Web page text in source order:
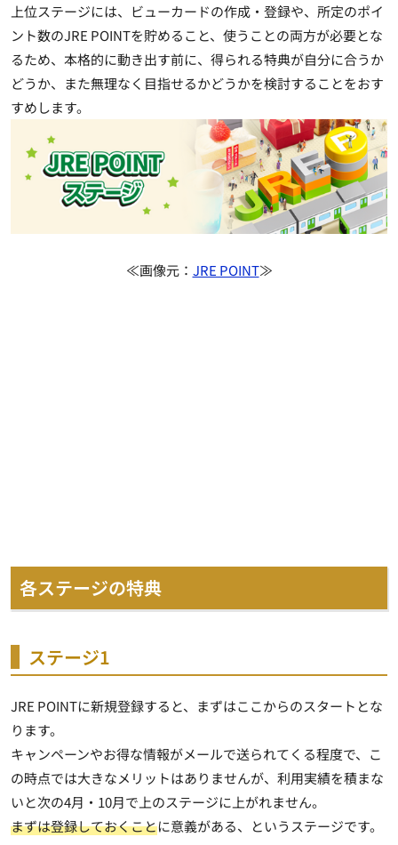
上位ステージには、ビューカードの作成・登録や、所定のポイ
ント数のJRE POINTを貯めること、使うことの両方が必要とな
るため、本格的に動き出す前に、得られる特典が自分に合うか
どうか、また無理なく目指せるかどうかを検討することをおす
すめします。
≪画像元： JRE POINT≫
各ステージの特典
ステージ1
JRE POINTに新規登録すると、まずはここからのスタートとな
ります。
キャンペーンやお得な情報がメールで送られてくる程度で、こ
の時点では大きなメリットはありませんが、利用実績を積まな
いと次の4月・10月で上のステージに上がれません。
まずは登録しておくことに意義がある、というステージです。